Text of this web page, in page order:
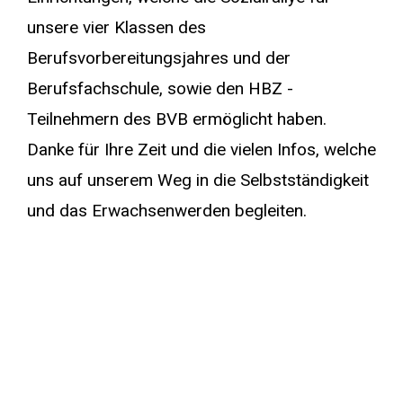
unsere vier Klassen des
Berufsvorbereitungsjahres und der
Berufsfachschule, sowie den HBZ -
Teilnehmern des BVB ermöglicht haben.
Danke für Ihre Zeit und die vielen Infos, welche
uns auf unserem Weg in die Selbstständigkeit
und das Erwachsenwerden begleiten.